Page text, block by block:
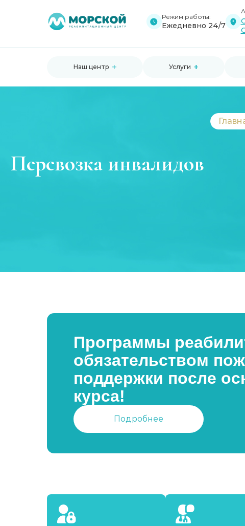
Режим работы:
Ежедневно 24/7
Наш центр Услуги
Перевозка инвалидов
Программы
обязательством
поддержки после
курса!
Подробнее